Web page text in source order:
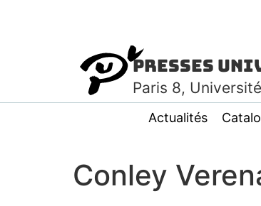
Presses
Paris 8,
Actualités
Conley